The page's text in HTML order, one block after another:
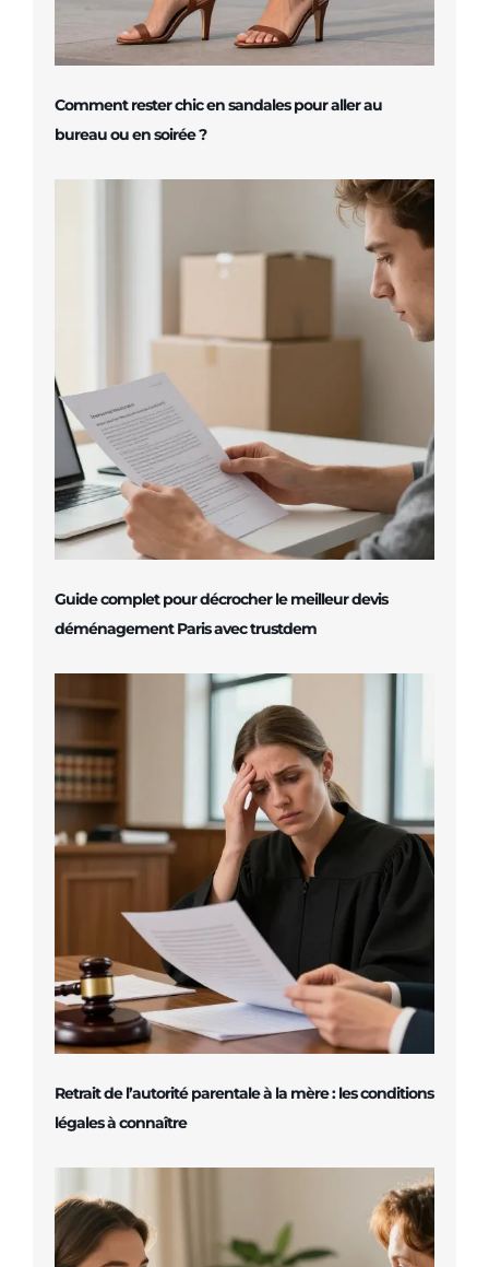
Comment rester chic en sandales pour aller au
bureau ou en soirée ?
Guide complet pour décrocher le meilleur devis
déménagement Paris avec trustdem
Retrait de l’autorité parentale à la mère : les conditions
légales à connaître